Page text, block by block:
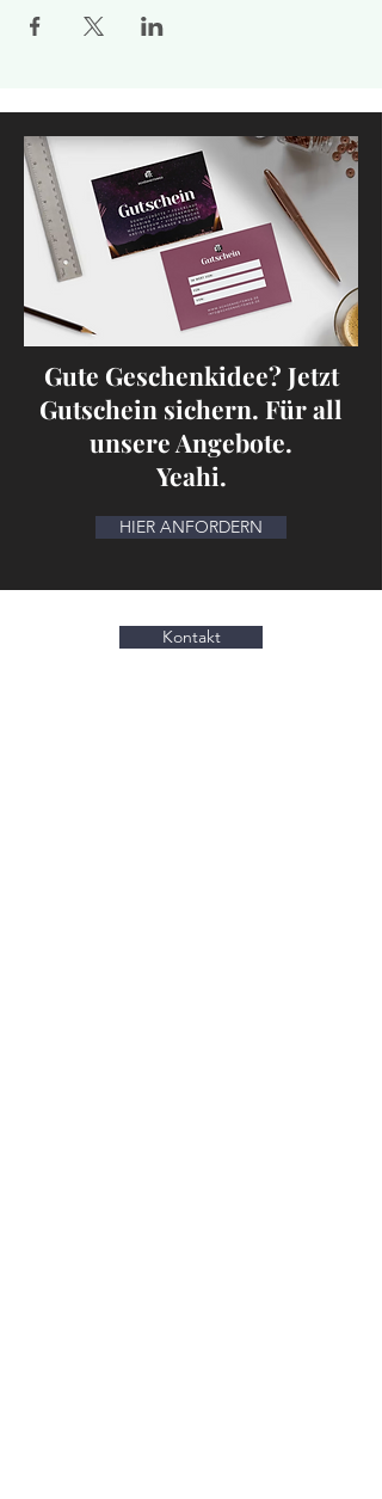
Gute Geschenkidee? Jetzt
Gutschein sichern. Für all
unsere Angebote.
Yeahi.
HIER ANFORDERN
Kontakt